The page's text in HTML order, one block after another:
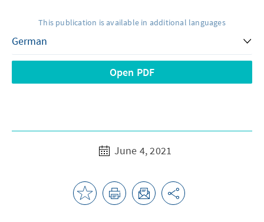
This publication is available in additional languages
Open PDF
June 4, 2021